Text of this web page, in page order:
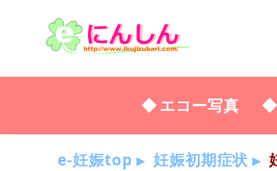
エコー写真
e-妊娠top 妊娠初期症状